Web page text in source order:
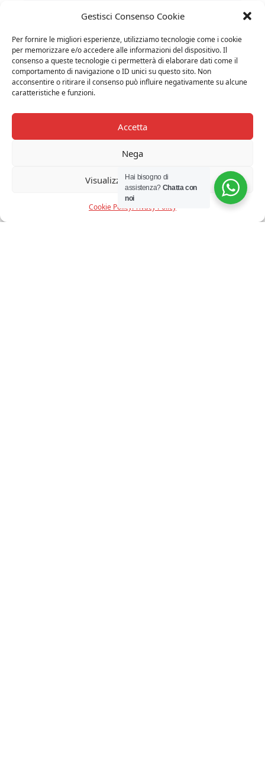
Gestisci Consenso Cookie
Per fornire le migliori esperienze, utilizziamo tecnologie come i cookie
per memorizzare e/o accedere alle informazioni del dispositivo. Il
consenso a queste tecnologie ci permetterà di elaborare dati come il
comportamento di navigazione o ID unici su questo sito. Non
acconsentire o ritirare il consenso può influire negativamente su alcune
caratteristiche e funzioni.
Accetta
Nega
Visualizza le preferenze
Cookie PolicyPrivacy Policy
TENSIONE DI ALIMENTAZIONE:
220-240V
DIMMER:
No
IP:
20
ARTICOLI CORRELATI
Hai bisogno di
assistenza? Chatta con
noi